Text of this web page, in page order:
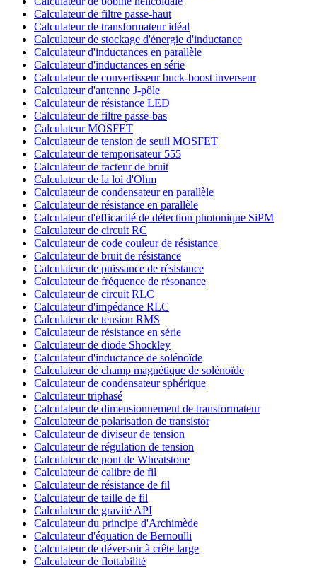
Calculateur de filtre passe-haut
Calculateur de transformateur idéal
Calculateur de stockage d'énergie d'inductance
Calculateur d'inductances en parallèle
Calculateur d'inductances en série
Calculateur de convertisseur buck-boost inverseur
Calculateur d'antenne J-pôle
Calculateur de résistance LED
Calculateur de filtre passe-bas
Calculateur MOSFET
Calculateur de tension de seuil MOSFET
Calculateur de temporisateur 555
Calculateur de facteur de bruit
Calculateur de la loi d'Ohm
Calculateur de condensateur en parallèle
Calculateur de résistance en parallèle
Calculateur d'efficacité de détection photonique SiPM
Calculateur de circuit RC
Calculateur de code couleur de résistance
Calculateur de bruit de résistance
Calculateur de puissance de résistance
Calculateur de fréquence de résonance
Calculateur de circuit RLC
Calculateur d'impédance RLC
Calculateur de tension RMS
Calculateur de résistance en série
Calculateur de diode Shockley
Calculateur d'inductance de solénoïde
Calculateur de champ magnétique de solénoïde
Calculateur de condensateur sphérique
Calculateur triphasé
Calculateur de dimensionnement de transformateur
Calculateur de polarisation de transistor
Calculateur de diviseur de tension
Calculateur de régulation de tension
Calculateur de pont de Wheatstone
Calculateur de calibre de fil
Calculateur de résistance de fil
Calculateur de taille de fil
Calculateur de gravité API
Calculateur du principe d'Archimède
Calculateur d'équation de Bernoulli
Calculateur de déversoir à crête large
Calculateur de flottabilité